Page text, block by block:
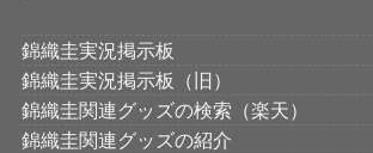
錦織圭実況掲示板
錦織圭実況掲示板（旧）
錦織圭関連グッズの検索（楽天）
錦織圭関連グッズの紹介